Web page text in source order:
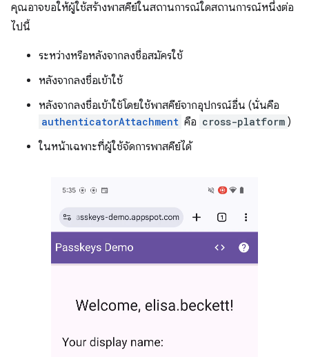
คุณอาจขอให้ผู้ใช้สร้างพาสคีย์ในสถานการณ์ใดสถานการณ์หนึ่งต่อ
ไปนี้
ระหว่างหรือหลังจากลงชื่อสมัครใช้
หลังจากลงชื่อเข้าใช้
หลังจากลงชื่อเข้าใช้โดยใช้พาสคีย์จากอุปกรณ์อื่น (นั่นคือ
authenticatorAttachment คือ cross-platform )
ในหน้าเฉพาะที่ผู้ใช้จัดการพาสคีย์ได้